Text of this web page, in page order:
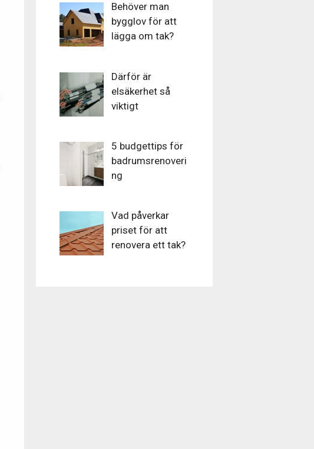
Behöver man
bygglov för att
lägga om tak?
Därför är
elsäkerhet så
viktigt
5 budgettips för
badrumsrenoveri
ng
Vad påverkar
priset för att
renovera ett tak?